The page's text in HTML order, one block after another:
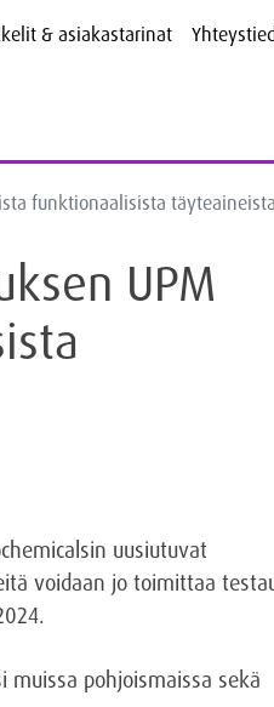
& asiakastarinat
funktionaalisista täyteaineista
UPM
uusiutuvat
voidaan jo toimittaa
muissa pohjoismaissa sekä